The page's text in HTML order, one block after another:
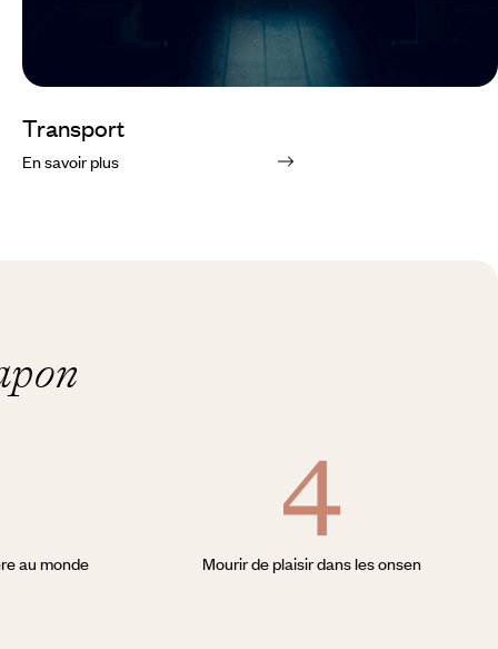
Transport
En savoir plus
au monde Mourir de plaisir dans les onsen